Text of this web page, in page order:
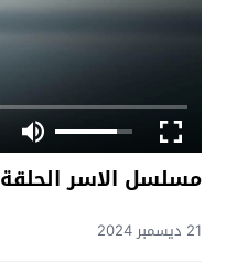
مسلسل الاسر الحلقة 87
21 ديسمبر 2024